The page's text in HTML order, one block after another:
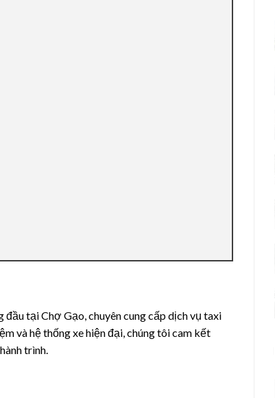
tại Chợ Gạo, chuyên cung cấp dịch vụ taxi
và hệ thống xe hiện đại, chúng tôi cam kết
trình.